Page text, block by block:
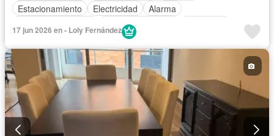
Estacionamiento
Electricidad
Alarma
Cuarto de servicio
Garita de guardianía
Wifi
Agua
Completamente amoblado
17 jun 2026 en - Loly Fernández